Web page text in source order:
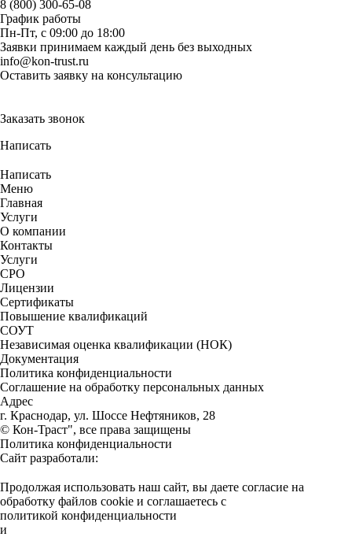
8 (800) 300-65-08
График работы
Пн-Пт, с 09:00 до 18:00
Заявки принимаем каждый день без выходных
info@kon-trust.ru
Оставить заявку на консультацию
Заказать звонок
Написать
Написать
Меню
Главная
Услуги
О компании
Контакты
Услуги
СРО
Лицензии
Сертификаты
Повышение квалификаций
СОУТ
Независимая оценка квалификации (НОК)
Документация
Политика конфиденциальности
Соглашение на обработку персональных данных
Адрес
г. Краснодар, ул. Шоссе Нефтяников, 28
© Кон-Траст", все права защищены
Политика конфиденциальности
Сайт разработали:
Продолжая использовать наш сайт, вы даете согласие на
обработку файлов cookie и соглашаетесь с
политикой конфиденциальности
и